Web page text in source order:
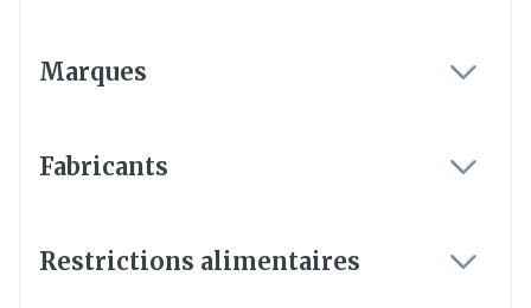
Marques
Fabricants
Restrictions alimentaires